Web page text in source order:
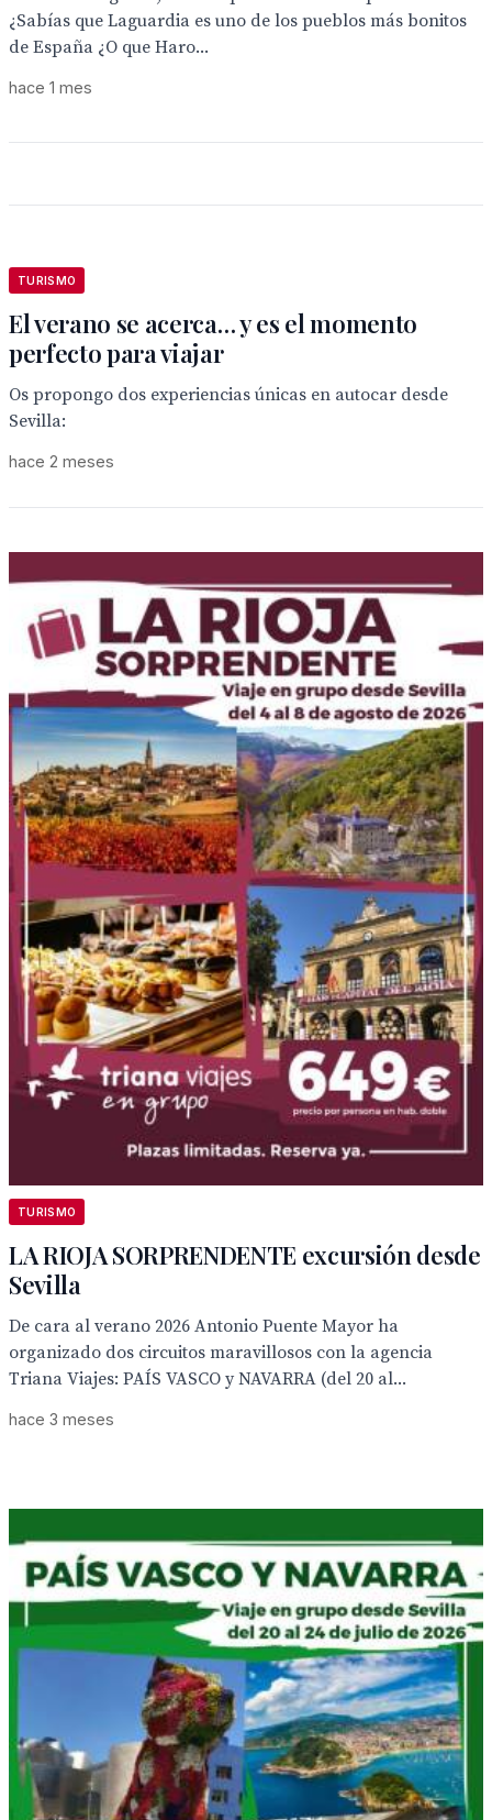
¿Sabías que Laguardia es uno de los pueblos más bonitos
de España ¿O que Haro...
hace 1 mes
TURISMO
El verano se acerca… y es el momento
perfecto para viajar
Os propongo dos experiencias únicas en autocar desde
Sevilla:
hace 2 meses
TURISMO
LA RIOJA SORPRENDENTE excursión desde
Sevilla
De cara al verano 2026 Antonio Puente Mayor ha
organizado dos circuitos maravillosos con la agencia
Triana Viajes: PAÍS VASCO y NAVARRA (del 20 al...
hace 3 meses